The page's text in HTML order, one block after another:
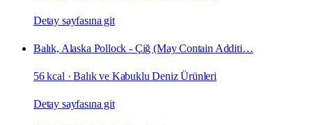
Detay sayfasına git
Balık, Alaska Pollock - Çiğ (May Contain Additi…
56 kcal ·Balık ve Kabuklu Deniz Ürünleri
Detay sayfasına git